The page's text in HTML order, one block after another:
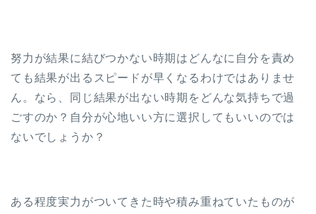
努力が結果に結びつかない時期はどんなに自分を責め
ても結果が出るスピードが早くなるわけではありませ
ん。なら、同じ結果が出ない時期をどんな気持ちで過
ごすのか？自分が心地いい方に選択してもいいのでは
ないでしょうか？
ある程度実力がついてきた時や積み重ねていたものが